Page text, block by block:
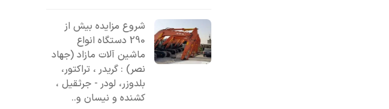
شروع مزایده بیش از
290 دستگاه انواع
ماشین آلات مازاد (جهاد
نصر) : گریدر ، تراکتور،
بلدوزر، لودر - جرثقیل ،
کشنده و نیسان و..